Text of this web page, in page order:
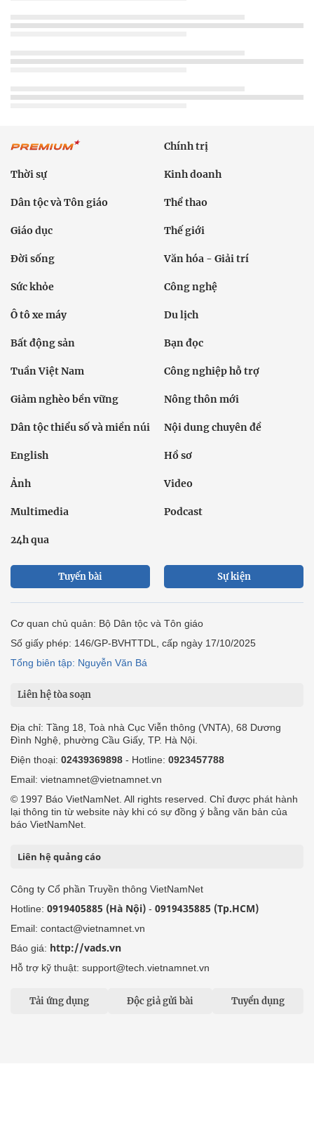
Chính trị
Thời sự Kinh doanh
Dân tộc và Tôn giáo Thể thao
Giáo dục Thế giới
Đời sống Văn hóa - Giải trí
Sức khỏe Công nghệ
Ô tô xe máy Du lịch
Bất động sản Bạn đọc
Tuần Việt Nam Công nghiệp hỗ trợ
Giảm nghèo bền vững
Dân tộc thiểu số và miền núi Nội dung chuyên đề
English Hồ sơ
Ảnh Video
Multimedia Podcast
Cơ quan chủ quản: Bộ Dân tộc và Tôn giáo
Số giấy phép: 146/GP-BVHTTDL, cấp ngày 17/10/2025
Tổng biên tập: Nguyễn Văn Bá
Liên hệ tòa soạn
Địa chỉ: Tầng 18, Toà nhà Cục Viễn thông (VNTA), 68 Dương
Điện thoại: 02439369898 - Hotline:0923457788
Email: vietnamnet@vietnamnet.vn
© 1997 Báo VietNamNet. All rights reserved. Chỉ được phát hành
lại thông tin từ website này khi có sự đồng ý bằng văn bản của
báo VietNamNet.
Liên hệ quảng cáo